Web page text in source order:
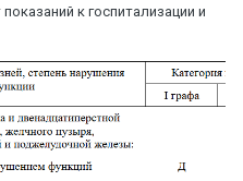
к госпитализации и